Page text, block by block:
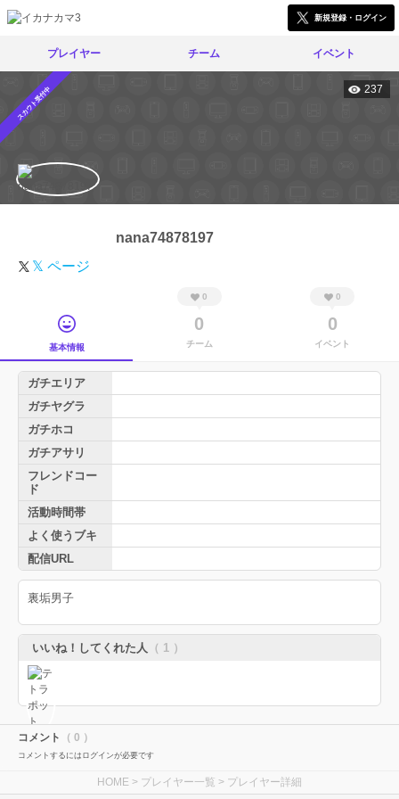
新規登録・ログイン
プレイヤー チーム イベント
スカウト受付中 237
nana74878197
𝕏 ページ
基本情報
0
0
チーム
0
0
イベント
ガチエリア
ガチヤグラ
ガチホコ
ガチアサリ
フレンドコー
ド
活動時間帯
よく使うブキ
配信URL
裏垢男子
いいね！してくれた人 （ 1 ）
コメント （ 0 ）
コメントするにはログインが必要です
HOME > プレイヤー一覧 > プレイヤー詳細